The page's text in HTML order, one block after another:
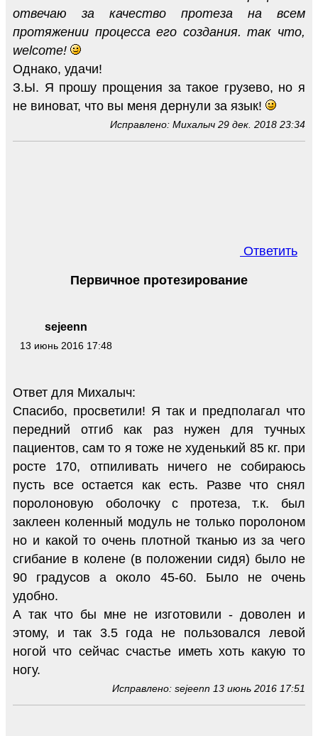
отвечаю за качество протеза на всем
протяжении процесса его создания. так что,
welcome!
Однако, удачи!
З.Ы. Я прошу прощения за такое грузево, но я
не виноват, что вы меня дернули за язык!
Исправлено: Михалыч 29 дек. 2018 23:34
Ответить
sejeenn
13 июнь 2016 17:48
Первичное протезирование
Ответ для Михалыч:
Спасибо, просветили! Я так и предполагал что
передний отгиб как раз нужен для тучных
пациентов, сам то я тоже не худенький 85 кг. при
росте 170, отпиливать ничего не собираюсь
пусть все остается как есть. Разве что снял
поролоновую оболочку с протеза, т.к. был
заклеен коленный модуль не только поролоном
но и какой то очень плотной тканью из за чего
сгибание в колене (в положении сидя) было не
90 градусов а около 45-60. Было не очень
удобно.
А так что бы мне не изготовили - доволен и
этому, и так 3.5 года не пользовался левой
ногой что сейчас счастье иметь хоть какую то
ногу.
Исправлено: sejeenn 13 июнь 2016 17:51